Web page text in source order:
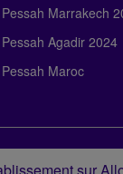
Pessah Marrakech
Pessah Agadir 2024
Pessah Maroc